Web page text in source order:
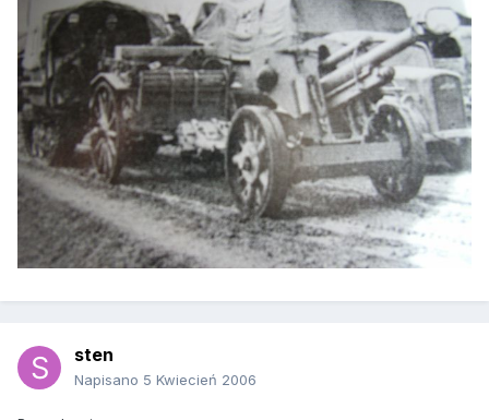
sten
Napisano 5 Kwiecień 2006